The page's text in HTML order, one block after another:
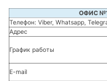
ОФИС
Телефон: Viber, Whatsapp,
Адрес
График работы
E-mail